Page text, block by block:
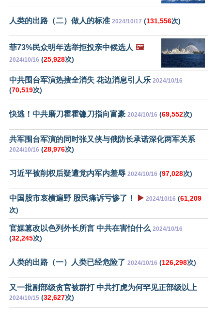
人类的出路（二）做人的标准 2024/10/17 (131,556次)
菲73%民众明年选举拒投亲中候选人 🖼️
2024/10/16 (25,928次)
中共围台军演热搜全消失 花边消息引人乐 2024/10/16
(70,519次)
快逃！中共磨刀霍霍镰刀指向富豪 2024/10/16 (69,552次)
共军围台军演的同时张又侠与俄防长承诺深化两军关系
2024/10/16 (28,976次)
习近平被削权后疑遭党内军内羞辱 2024/10/16 (97,028次)
中国股市哀横遍野 股民痛诉亏惨了！ ▶️ 2024/10/16 (61,209
次)
官媒篡改以色列外长所言 中共在害怕什么 2024/10/16
(32,245次)
人类的出路（一）人类已经危险了 2024/10/16 (126,298次)
又一批副部级贪官被群打 中共打虎为何罕见正部级以上
2024/10/15 (32,627次)